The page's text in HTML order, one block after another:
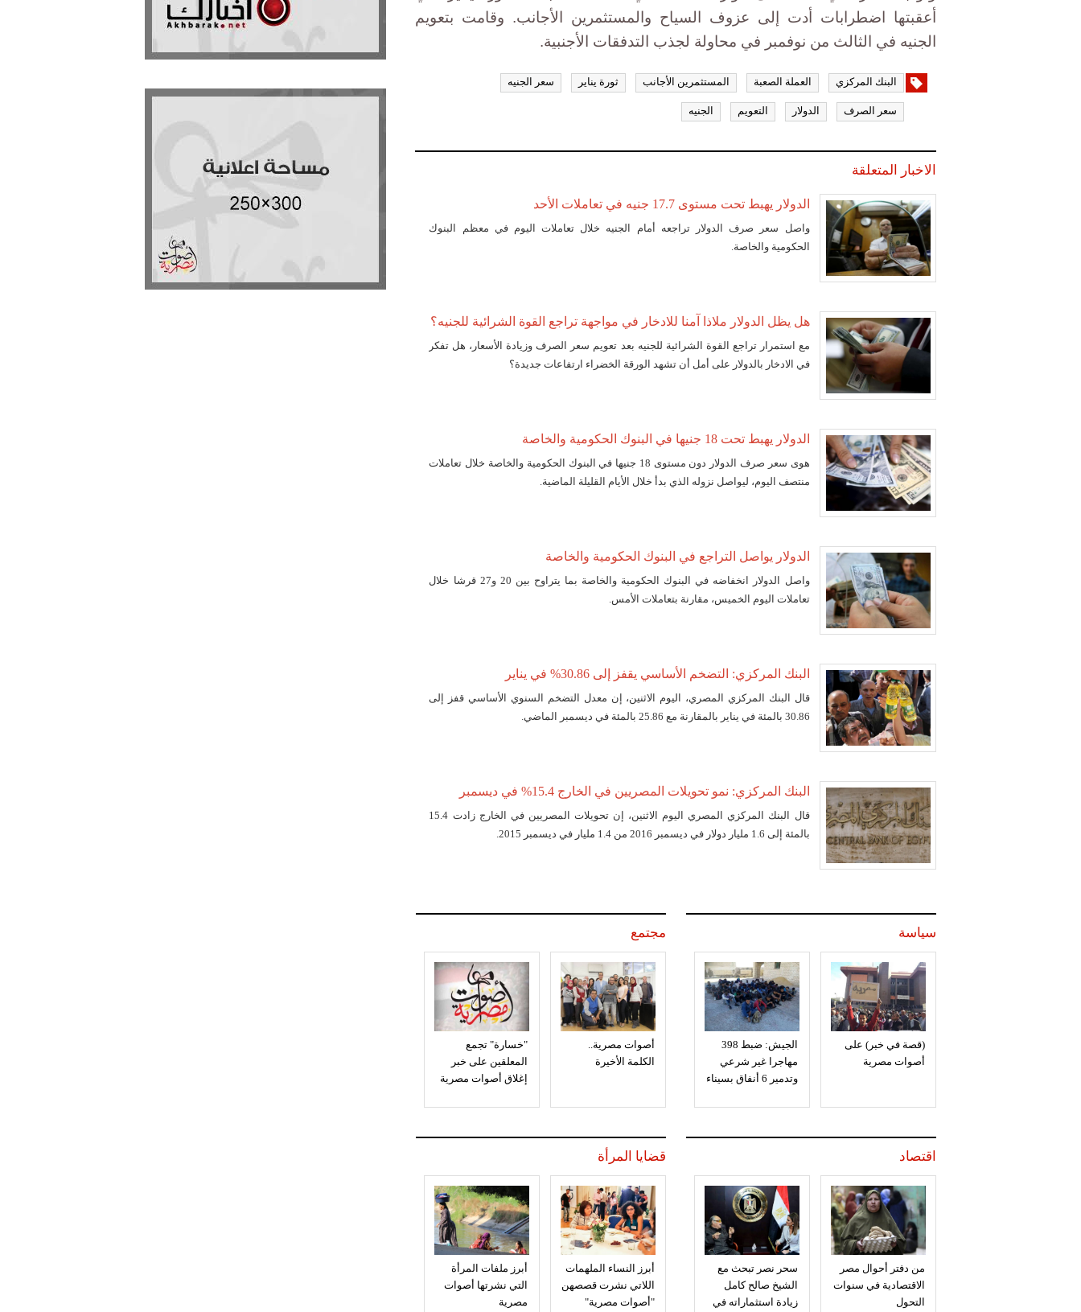
أعقبتها اضطرابات أدت إلى عزوف السياح والمستثمرين الأجانب. وقامت بتعويم
الجنيه في الثالث من نوفمبر في محاولة لجذب التدفقات الأجنبية.
البنك المركزي العملة الصعبة المستثمرين الأجانب ثورة يناير سعر الجنيه
سعر الصرف الدولار التعويم الجنيه
الاخبار المتعلقة
الدولار يهبط تحت مستوى 17.7 جنيه في تعاملات الأحد
واصل سعر صرف الدولار تراجعه أمام الجنيه خلال تعاملات اليوم في معظم البنوك
الحكومية والخاصة.
هل يظل الدولار ملاذا آمنا للادخار في مواجهة تراجع القوة الشرائية للجنيه؟
مع استمرار تراجع القوة الشرائية للجنيه بعد تعويم سعر الصرف وزيادة الأسعار، هل تفكر
في الادخار بالدولار على أمل أن تشهد الورقة الخضراء ارتفاعات جديدة؟
الدولار يهبط تحت 18 جنيها في البنوك الحكومية والخاصة
هوى سعر صرف الدولار دون مستوى 18 جنيها في البنوك الحكومية والخاصة خلال تعاملات
منتصف اليوم، ليواصل نزوله الذي بدأ خلال الأيام القليلة الماضية.
الدولار يواصل التراجع في البنوك الحكومية والخاصة
واصل الدولار انخفاضه في البنوك الحكومية والخاصة بما يتراوح بين 20 و27 قرشا خلال
تعاملات اليوم الخميس، مقارنة بتعاملات الأمس.
البنك المركزي: التضخم الأساسي يقفز إلى 30.86% في يناير
قال البنك المركزي المصري، اليوم الاثنين، إن معدل التضخم السنوي الأساسي قفز إلى
30.86 بالمئة في يناير بالمقارنة مع 25.86 بالمئة في ديسمبر الماضي.
البنك المركزي: نمو تحويلات المصريين في الخارج 15.4% في ديسمبر
قال البنك المركزي المصري اليوم الاثنين، إن تحويلات المصريين في الخارج زادت 15.4
بالمئة إلى 1.6 مليار دولار في ديسمبر 2016 من 1.4 مليار في ديسمبر 2015.
سياسة
(قصة في خبر) على
أصوات مصرية
الجيش: ضبط 398
مهاجرا غير شرعي
وتدمير 6 أنفاق بسيناء
مجتمع
أصوات مصرية..
الكلمة الأخيرة
"خسارة" تجمع
المعلقين على خبر
إغلاق أصوات مصرية
اقتصاد
من دفتر أحوال مصر
الاقتصادية في سنوات
التحول
سحر نصر تبحث مع
الشيخ صالح كامل
زيادة استثماراته في
قضايا المرأة
أبرز النساء الملهمات
اللاتي نشرت قصصهن
"أصوات مصرية"
أبرز ملفات المرأة
التي نشرتها أصوات
مصرية